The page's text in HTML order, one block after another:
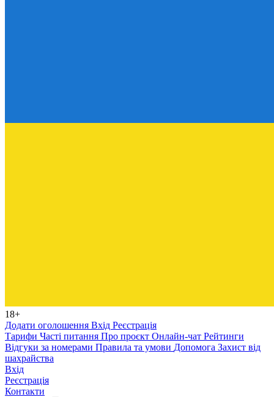
18+
Додати оголошення Вхід Реєстрація
Тарифи Часті питання Про проєкт Онлайн-чат Рейтинги
Відгуки за номерами Правила та умови Допомога Захист від
шахрайства
Вхід
Реєстрація
Контакти